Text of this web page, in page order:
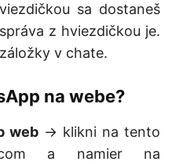
sa dostaneš
z hviezdičkou je.
v chate.
na webe?
web -> klikni na tento
a namier na